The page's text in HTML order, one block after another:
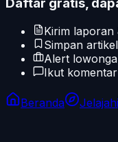
Daftar gratis,
Kirim laporan
Simpan
Alert
Ikut
Beranda Jelajahi